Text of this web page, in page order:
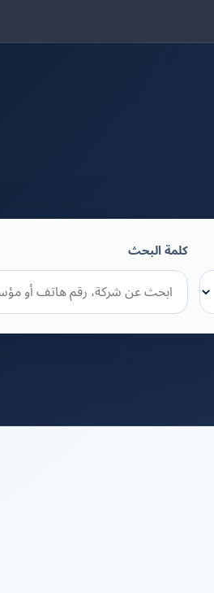
كلمة البحث